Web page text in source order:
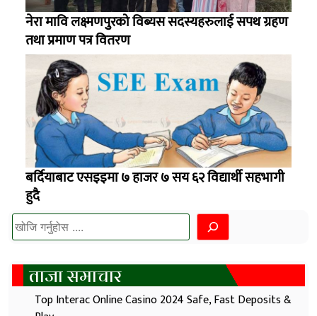
नेरा मावि लक्ष्मणपुुरको विब्यस सदस्यहरुलाई सपथ ग्रहण
तथा प्रमाण पत्र वितरण
बर्दियाबाट एसइइमा ७ हाजर ७ सय ६२ विद्यार्थी सहभागी
हुदै
खोज्नुहोस
ताजा समाचार
Top Interac Online Casino 2024 Safe, Fast Deposits &